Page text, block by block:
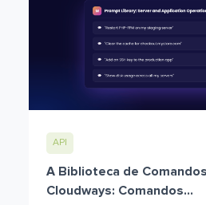
API
A Biblioteca de
Cloudways: Comandos...